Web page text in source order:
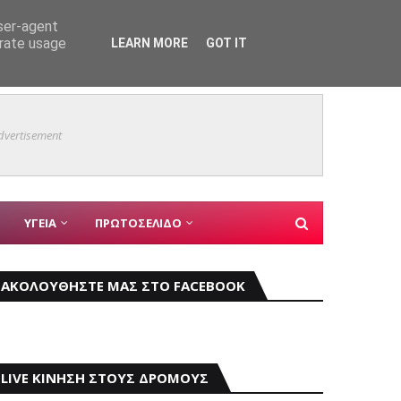
ΑΣΤΥΝΟΜΙΚΑ
ΚΥΡΙΑ ΘΕΜΑΤΑ
ΥΓΕΙΑ ΠΡΩΤΟΣΕΛΙΔΟ
ΑΚΟΛΟΥΘΗΣΤΕ ΜΑΣ ΣΤΟ FACEBOOK
LIVE ΚΙΝΗΣΗ ΣΤΟΥΣ ΔΡΟΜΟΥΣ
agent
usage
LEARN MORE GOT IT